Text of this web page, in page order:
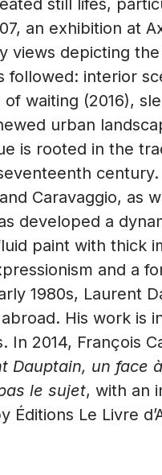
still lifes,
an exhibition at
views depicting
followed: interior
of waiting (2016),
urban
is rooted in the
Caravaggio, as
developed a
paint with thick
and a
1980s, Laurent
His work is
In 2014, François
Dauptain, un face
le sujet, with an
Éditions Le Livre